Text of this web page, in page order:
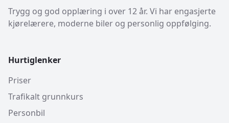
Trygg og god opplæring i over 12 år. Vi har engasjerte
kjørelærere, moderne biler og personlig oppfølging.
Hurtiglenker
Priser
Trafikalt grunnkurs
Personbil